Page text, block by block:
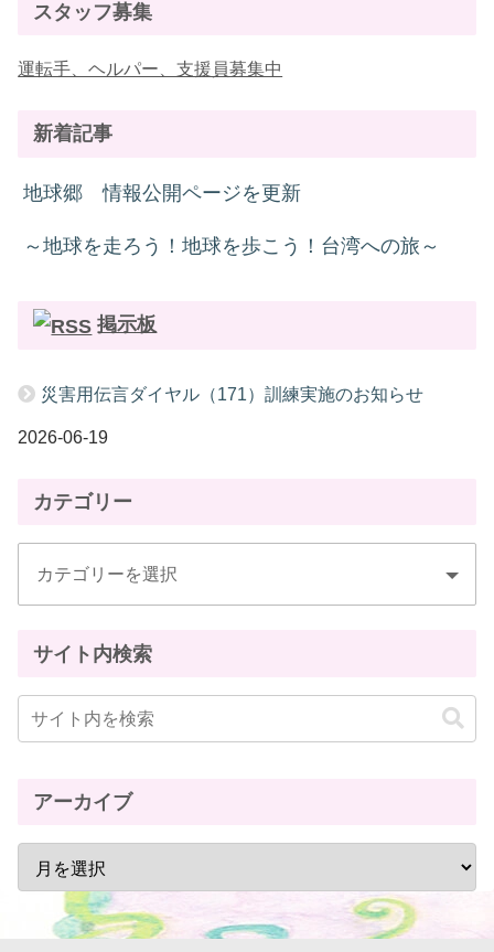
スタッフ募集
運転手、ヘルパー、支援員募集中
新着記事
地球郷 情報公開ページを更新
～地球を走ろう！地球を歩こう！台湾への旅～
掲示板
災害用伝言ダイヤル（171）訓練実施のお知らせ
2026-06-19
カテゴリー
サイト内検索
アーカイブ